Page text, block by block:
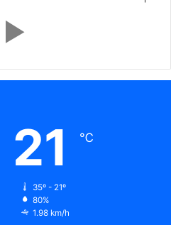
21 ℃
35º - 21º
80%
1.98 km/h